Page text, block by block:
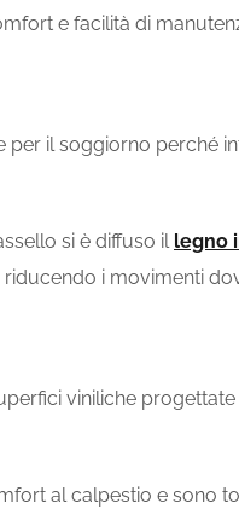
e facilità di
il soggiorno perché
si è diffuso il legno
i movimenti
viniliche
al calpestio e sono